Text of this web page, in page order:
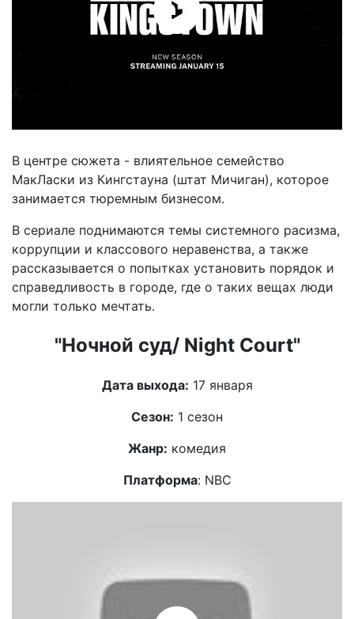
В центре сюжета - влиятельное семейство
МакЛаски из Кингстауна (штат Мичиган), которое
занимается тюремным бизнесом.
В сериале поднимаются темы системного расизма,
коррупции и классового неравенства, а также
рассказывается о попытках установить порядок и
справедливость в городе, где о таких вещах люди
могли только мечтать.
"Ночной суд/ Night Court"
Дата выхода: 17 января
Сезон: 1 сезон
Жанр: комедия
Платформа: NВС